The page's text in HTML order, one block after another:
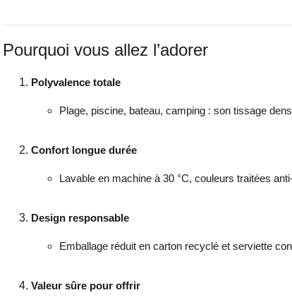
Pourquoi vous allez l’adorer
Polyvalence totale
Plage, piscine, bateau, camping : son tissage
Confort longue durée
Lavable en machine à 30 °C, couleurs traitées
Design responsable
Emballage réduit en carton recyclé et serviette
Valeur sûre pour offrir